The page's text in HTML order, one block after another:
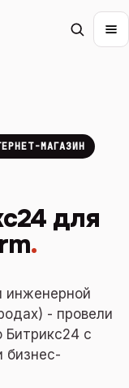
МАГАЗИН
для
.
инженерной
- провели
Битрикс24 с
бизнес-